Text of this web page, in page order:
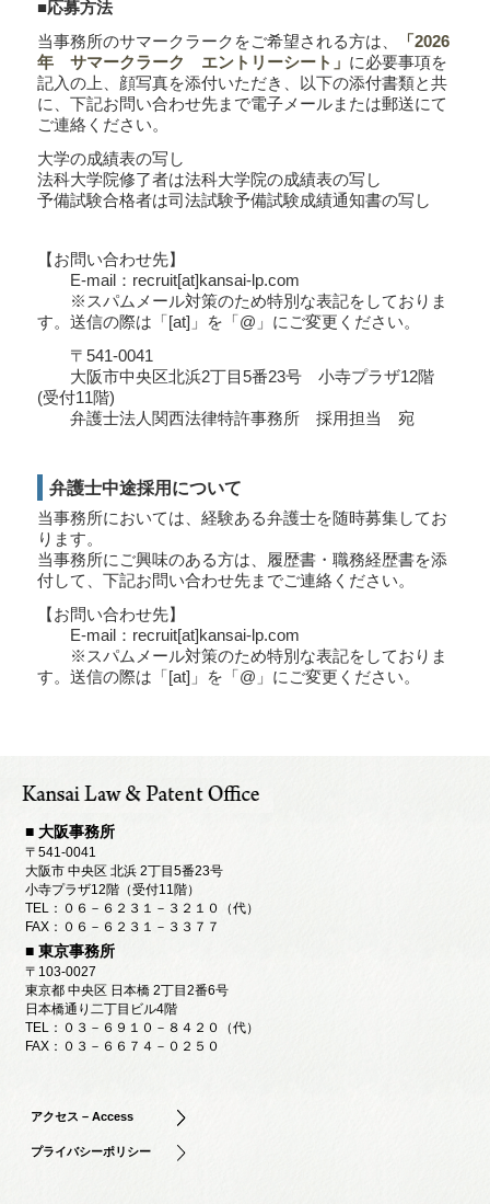
■応募方法
当事務所のサマークラークをご希望される方は、
「2026
年 サマークラーク エントリーシート」 に必要事項を
記入の上、顔写真を添付いただき、以下の添付書類と共
に、下記お問い合わせ先まで電子メールまたは郵送にて
ご連絡ください。
大学の成績表の写し
法科大学院修了者は法科大学院の成績表の写し
予備試験合格者は司法試験予備試験成績通知書の写し
【お問い合わせ先】
E-mail：recruit[at]kansai-lp.com
※スパムメール対策のため特別な表記をしておりま
す。送信の際は「[at]」を「@」にご変更ください。
〒541-0041
大阪市中央区北浜2丁目5番23号 小寺プラザ12階
(受付11階)
弁護士法人関西法律特許事務所 採用担当 宛
弁護士中途採用について
当事務所においては、経験ある弁護士を随時募集してお
ります。
当事務所にご興味のある方は、履歴書・職務経歴書を添
付して、下記お問い合わせ先までご連絡ください。
【お問い合わせ先】
E-mail：recruit[at]kansai-lp.com
※スパムメール対策のため特別な表記をしておりま
す。送信の際は「[at]」を「@」にご変更ください。
■ 大阪事務所
〒541-0041
大阪市 中央区 北浜 2丁目5番23号
小寺プラザ12階（受付11階）
TEL：０６－６２３１－３２１０（代）
FAX：０６－６２３１－３３７７
■ 東京事務所
〒103-0027
東京都 中央区 日本橋 2丁目2番6号
日本橋通り二丁目ビル4階
TEL：０３－６９１０－８４２０（代）
FAX：０３－６６７４－０２５０
アクセス – Access
プライバシーポリシー